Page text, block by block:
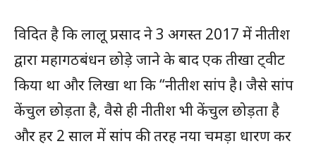
विदित है कि लालू प्रसाद ने 3 अगस्त 2017 में नीतीश
द्वारा महागठबंधन छोड़े जाने के बाद एक तीखा ट्वीट
किया था और लिखा था कि “नीतीश सांप है। जैसे सांप
केंचुल छोड़ता है, वैसे ही नीतीश भी केंचुल छोड़ता है
और हर 2 साल में सांप की तरह नया चमड़ा धारण कर